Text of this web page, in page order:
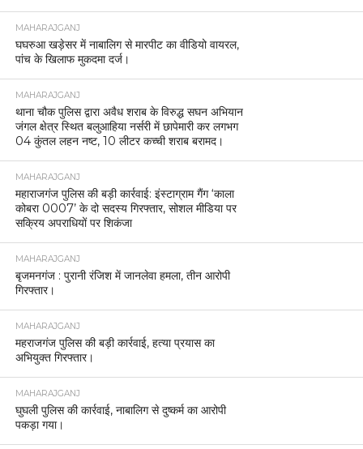
MAHARAJGANJ
घघरुआ खड़ेसर में नाबालिग से मारपीट का वीडियो वायरल,
पांच के खिलाफ मुकदमा दर्ज।
MAHARAJGANJ
थाना चौक पुलिस द्वारा अवैध शराब के विरुद्ध सघन अभियान
जंगल क्षेत्र स्थित बलुआहिया नर्सरी में छापेमारी कर लगभग
04 कुंतल लहन नष्ट, 10 लीटर कच्ची शराब बरामद।
MAHARAJGANJ
महाराजगंज पुलिस की बड़ी कार्रवाई: इंस्टाग्राम गैंग ‘काला
कोबरा 0007’ के दो सदस्य गिरफ्तार, सोशल मीडिया पर
सक्रिय अपराधियों पर शिकंजा
MAHARAJGANJ
बृजमनगंज : पुरानी रंजिश में जानलेवा हमला, तीन आरोपी
गिरफ्तार।
MAHARAJGANJ
महराजगंज पुलिस की बड़ी कार्रवाई, हत्या प्रयास का
अभियुक्त गिरफ्तार।
MAHARAJGANJ
घुघली पुलिस की कार्रवाई, नाबालिग से दुष्कर्म का आरोपी
पकड़ा गया।